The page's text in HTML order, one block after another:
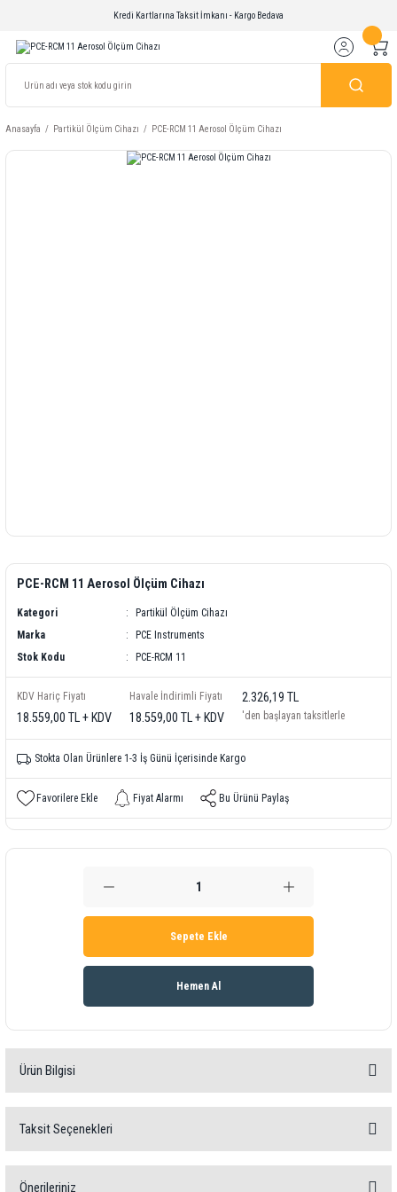
Kredi Kartlarına Taksit İmkanı - Kargo Bedava
Anasayfa Partikül Ölçüm Cihazı PCE-RCM 11 Aerosol Ölçüm Cihazı
PCE-RCM 11 Aerosol Ölçüm Cihazı
Kategori
Partikül Ölçüm Cihazı
Marka
PCE Instruments
Stok Kodu
PCE-RCM 11
KDV Hariç Fiyatı
18.559,00 TL + KDV
Havale İndirimli Fiyatı
18.559,00 TL + KDV
2.326,19 TL
'den başlayan taksitlerle
Stokta Olan Ürünlere 1-3 İş Günü İçerisinde Kargo
Fiyat Alarmı Bu Ürünü Paylaş
Sepete Ekle
Hemen Al
Ürün Bilgisi
Aerosol Ölçüm Cihazı PCE-RCM 11
(PM2.5 / PM10) tespiti /
Sıcaklık ve bağıl nem / 3 inç TFT LCD ekran
Taksit Seçenekleri
Önerileriniz